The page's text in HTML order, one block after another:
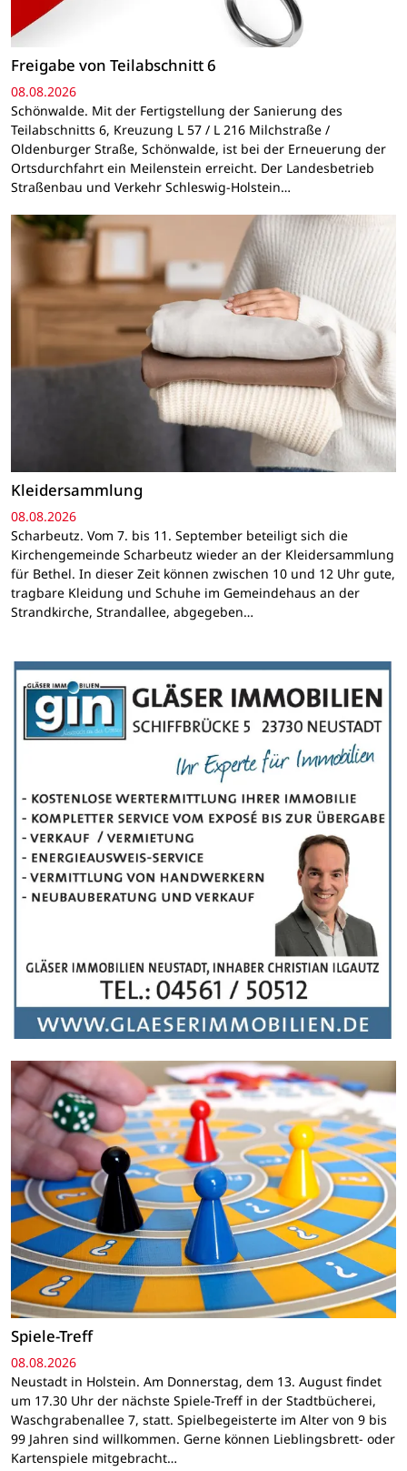
Freigabe von Teilabschnitt 6
08.08.2026
Schönwalde. Mit der Fertigstellung der Sanierung des
Teilabschnitts 6, Kreuzung L 57 / L 216 Milchstraße /
Oldenburger Straße, Schönwalde, ist bei der Erneuerung der
Ortsdurchfahrt ein Meilenstein erreicht. Der Landesbetrieb
Straßenbau und Verkehr Schleswig-Holstein…
Kleidersammlung
08.08.2026
Scharbeutz. Vom 7. bis 11. September beteiligt sich die
Kirchengemeinde Scharbeutz wieder an der Kleidersammlung
für Bethel. In dieser Zeit können zwischen 10 und 12 Uhr gute,
tragbare Kleidung und Schuhe im Gemeindehaus an der
Strandkirche, Strandallee, abgegeben…
Spiele-Treff
08.08.2026
Neustadt in Holstein. Am Donnerstag, dem 13. August findet
um 17.30 Uhr der nächste Spiele-Treff in der Stadtbücherei,
Waschgrabenallee 7, statt. Spielbegeisterte im Alter von 9 bis
99 Jahren sind willkommen. Gerne können Lieblingsbrett- oder
Kartenspiele mitgebracht…